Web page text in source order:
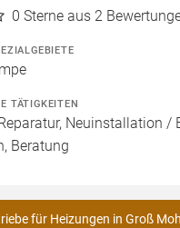
0 Sterne aus 2
TÄTIGKEITEN
Neuinstallation /
Beratung
für Heizungen in Groß